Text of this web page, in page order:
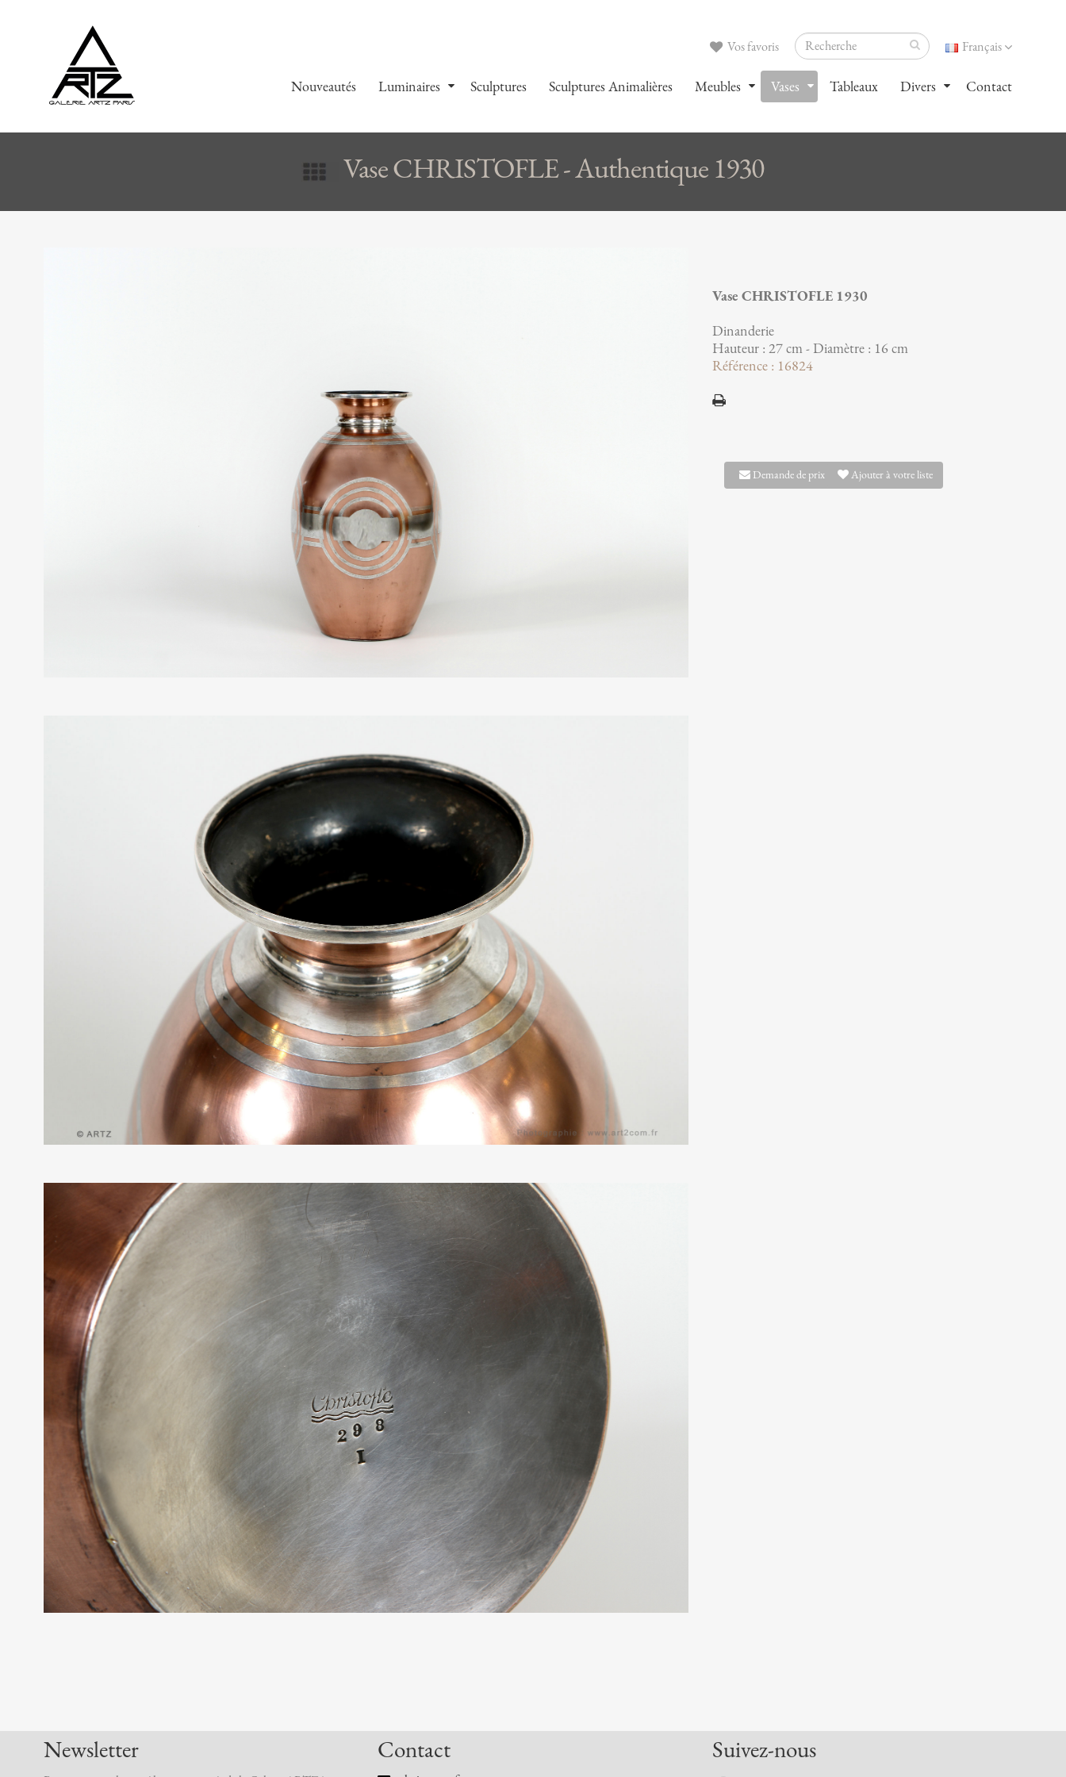
Français
Vos favoris
Nouveautés Luminaires Sculptures Sculptures Animalières Meubles Vases Tableaux Divers Contact
Vase CHRISTOFLE - Authentique 1930
Vase CHRISTOFLE 1930
Dinanderie
Hauteur : 27 cm - Diamètre : 16 cm
Référence : 16824
Demande de prix Ajouter à votre liste
Newsletter Contact Suivez-nous